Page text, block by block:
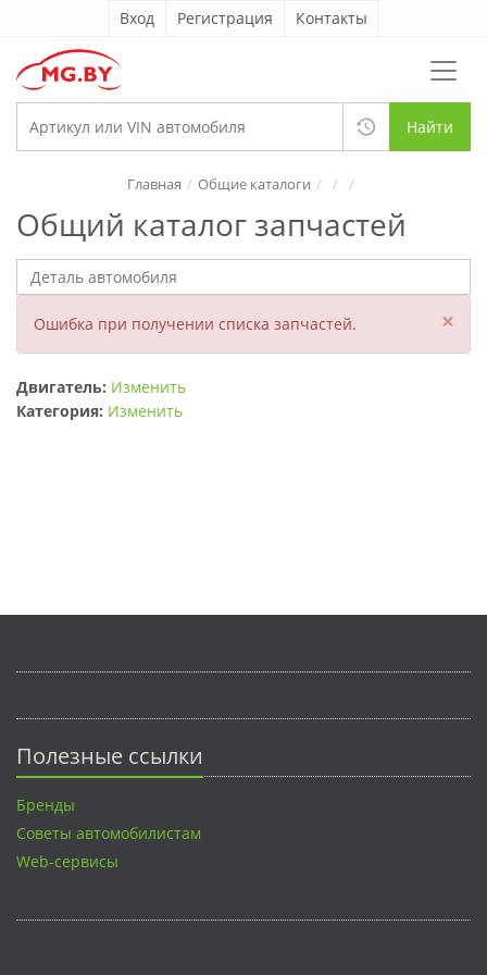
Вход Регистрация Контакты
Найти
Общий каталог запчастей
Главная Общие каталоги
Ошибка при получении списка запчастей. ×
Двигатель: Изменить
Категория: Изменить
Полезные ссылки
Бренды
Советы автомобилистам
Web-сервисы